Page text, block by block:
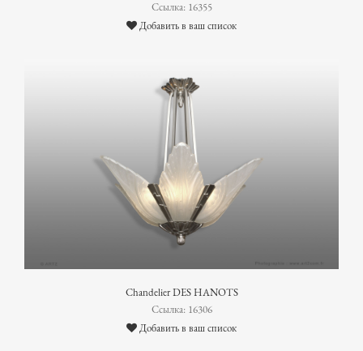
Ссылка: 16355
Добавить в ваш список
Chandelier DES HANOTS
Ссылка: 16306
Добавить в ваш список